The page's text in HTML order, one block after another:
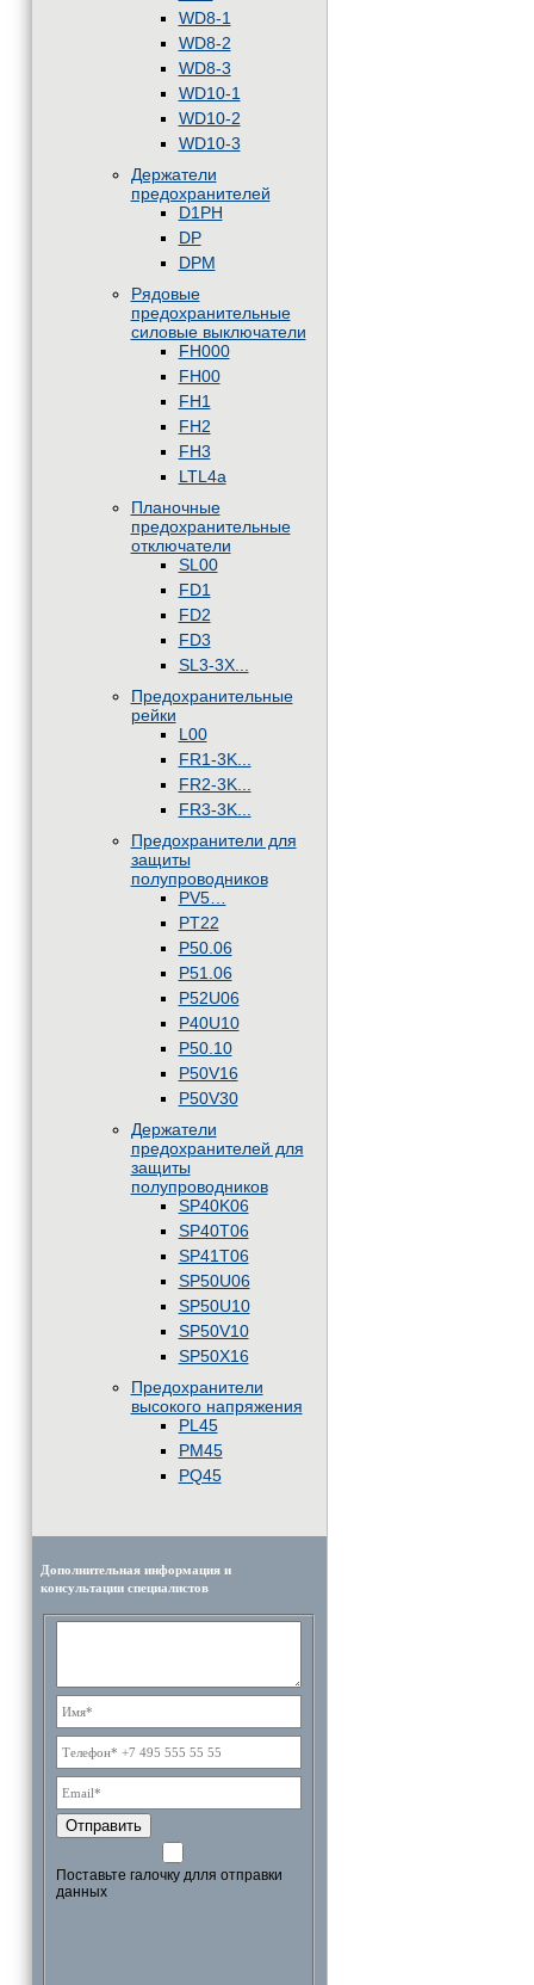
WD8-1
WD8-2
WD8-3
WD10-1
WD10-2
WD10-3
Держатели
предохранителей
D1PH
DP
DPM
Рядовые
предохранительные
силовые выключатели
FH000
FH00
FH1
FH2
FH3
LTL4a
Планочные
предохранительные
отключатели
SL00
FD1
FD2
FD3
SL3-3X...
Предохранительные
рейки
L00
FR1-3K...
FR2-3K...
FR3-3K...
Предохранители для
защиты
полупроводников
PV5…
PT22
P50.06
P51.06
P52U06
P40U10
P50.10
P50V16
P50V30
Держатели
предохранителей для
защиты
полупроводников
SP40K06
SP40T06
SP41T06
SP50U06
SP50U10
SP50V10
SP50X16
Предохранители
высокого напряжения
PL45
PM45
PQ45
Дополнительная информация и
консультации специалистов
Отправить
Поставьте галочку длля отправки
данных